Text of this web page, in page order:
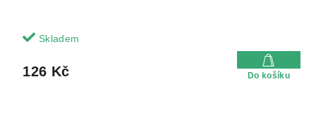
Skladem
126 Kč Do košíku